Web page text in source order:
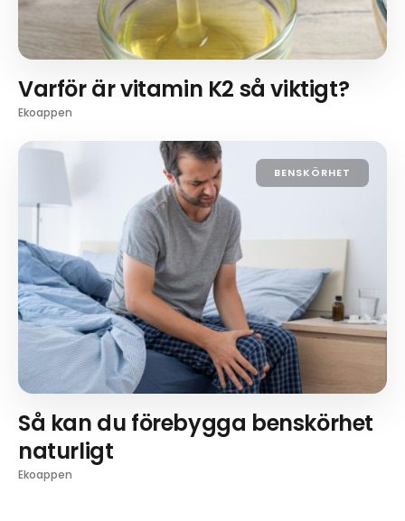
Varför är vitamin K2 så viktigt?
Ekoappen
BENSKÖRHET
Så kan du förebygga benskörhet
naturligt
Ekoappen